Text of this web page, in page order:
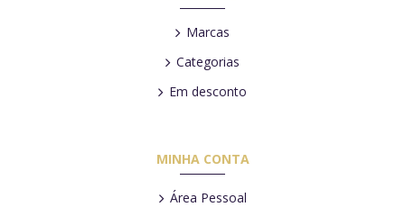
Marcas
Categorias
Em desconto
MINHA CONTA
Área Pessoal